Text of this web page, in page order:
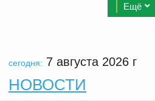
Ещё
сегодня: 7 августа 2026 г
НОВОСТИ